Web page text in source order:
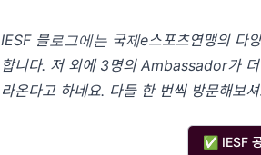
IESF 블로그에는 국제e스포츠연맹의 다
합니다. 저 외에 3명의 Ambassador가
라온다고 하네요. 다들 한 번씩 방문해보
✅ IESF